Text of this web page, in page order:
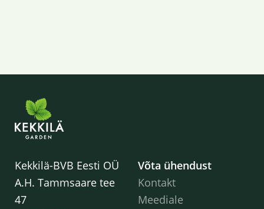
Kekkilä-BVB Eesti OÜ
A.H. Tammsaare tee
47
Võta ühendust
Kontakt
Meediale